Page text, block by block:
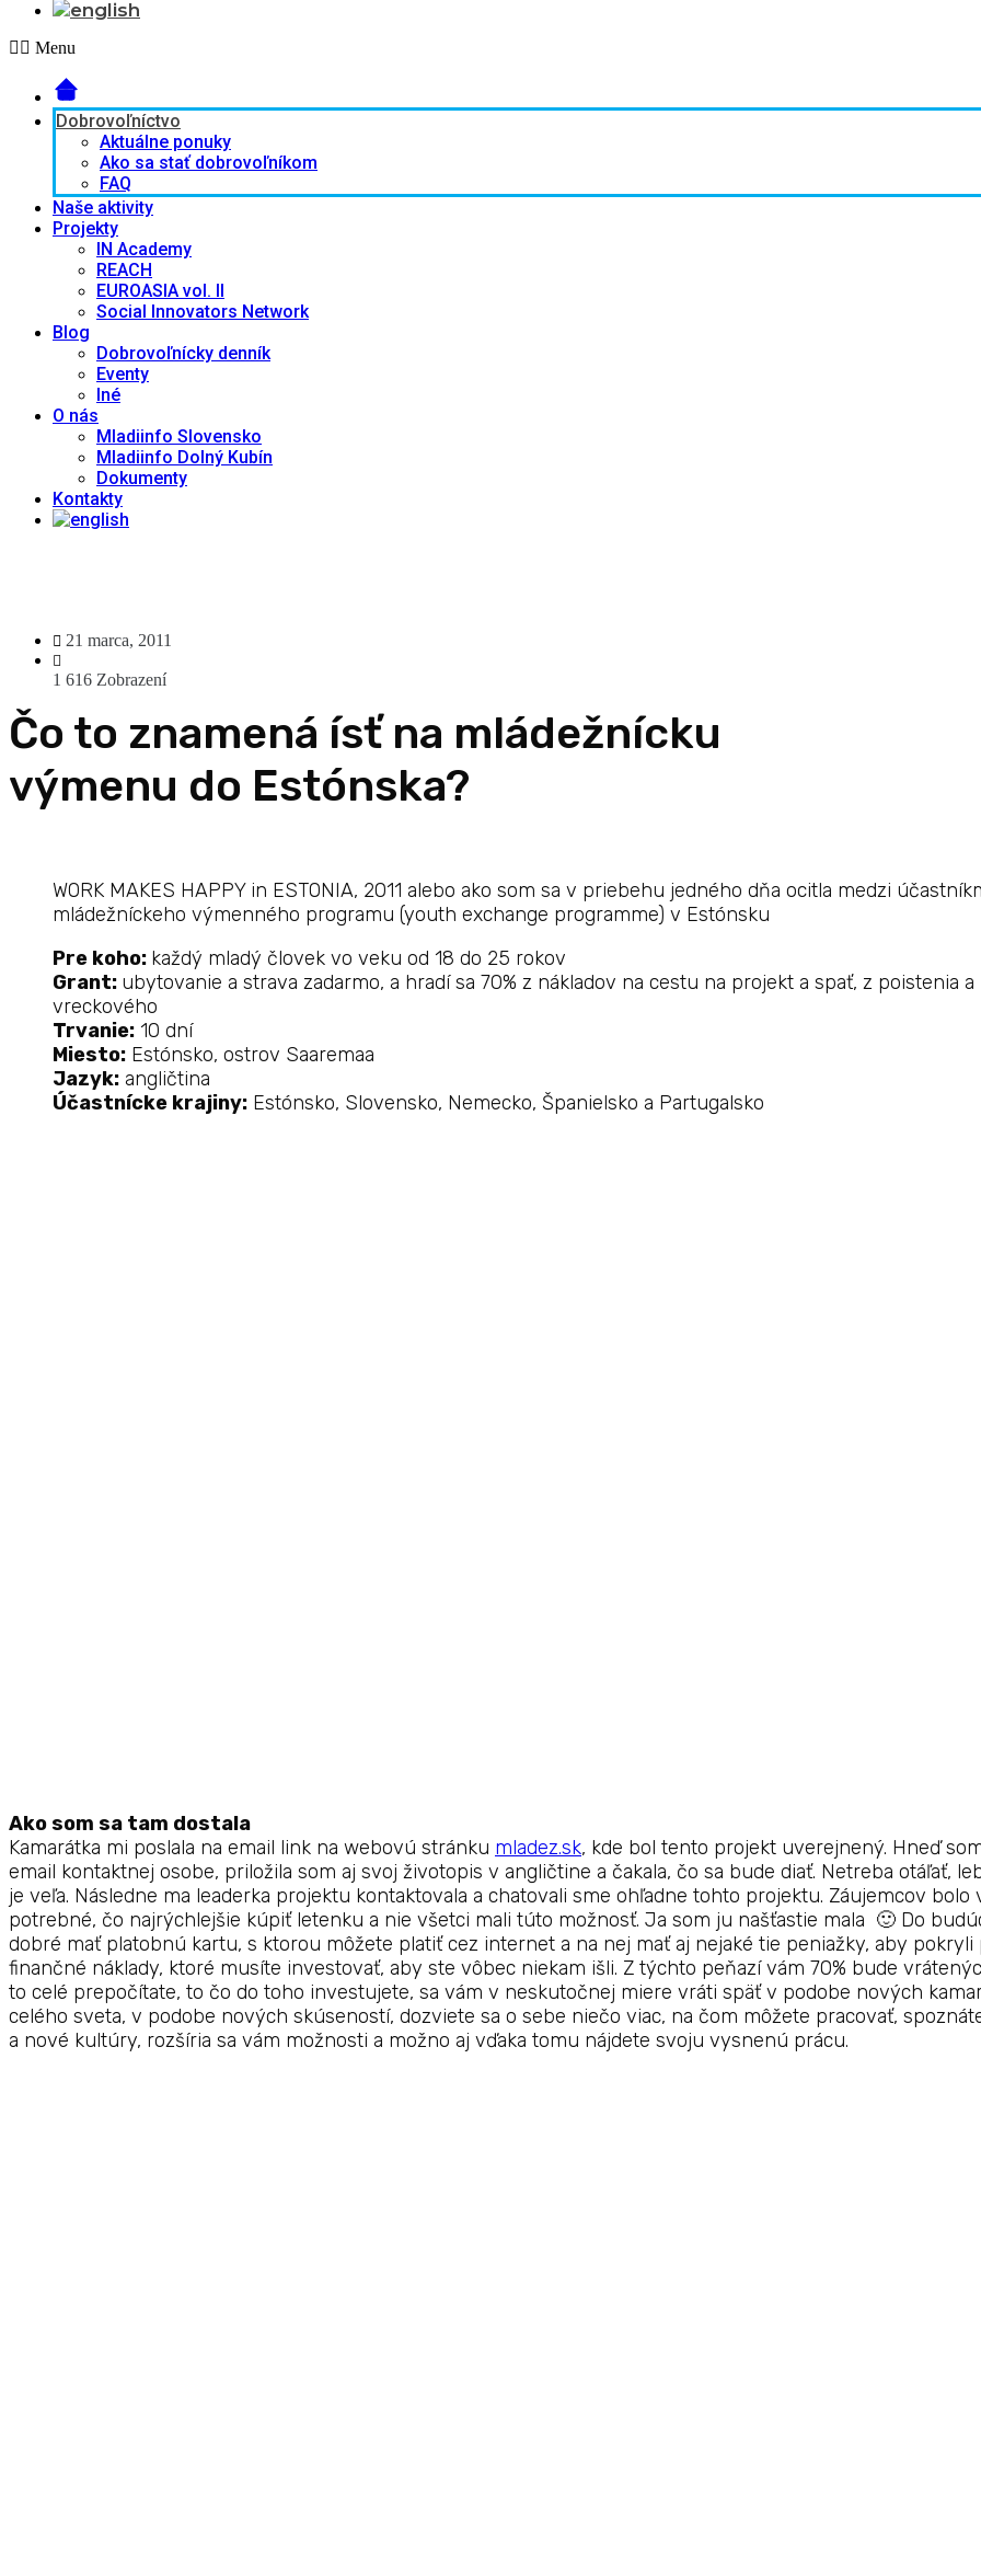
Menu
Dobrovoľníctvo
Aktuálne ponuky
Ako sa stať dobrovoľníkom
FAQ
Naše aktivity
Projekty
IN Academy
REACH
EUROASIA vol. II
Social Innovators Network
Blog
Dobrovoľnícky denník
Eventy
Iné
O nás
Mladiinfo Slovensko
Mladiinfo Dolný Kubín
Dokumenty
Kontakty
21 marca, 2011
1 616 Zobrazení
Čo to znamená ísť na mládežnícku
výmenu do Estónska?
WORK MAKES HAPPY in ESTONIA, 2011 alebo ako som sa v priebehu jedného dňa ocitla medzi
mládežníckeho výmenného programu (youth exchange programme) v Estónsku
Pre koho: každý mladý človek vo veku od 18 do 25 rokov
Grant: ubytovanie a strava zadarmo, a hradí sa 70% z nákladov na cestu na projekt a spať, z poistenia a
vreckového
Trvanie: 10 dní
Miesto: Estónsko, ostrov Saaremaa
Jazyk: angličtina
Účastnícke krajiny: Estónsko, Slovensko, Nemecko, Španielsko a Partugalsko
Ako som sa tam dostala
Kamarátka mi poslala na email link na webovú stránku mladez.sk, kde bol tento projekt uverejnený. Hneď
email kontaktnej osobe, priložila som aj svoj životopis v angličtine a čakala, čo sa bude diať. Netreba otáľať,
je veľa. Následne ma leaderka projektu kontaktovala a chatovali sme ohľadne tohto projektu. Záujemcov bolo
potrebné, čo najrýchlejšie kúpiť letenku a nie všetci mali túto možnosť. Ja som ju našťastie mala 🙂 Do
dobré mať platobnú kartu, s ktorou môžete platiť cez internet a na nej mať aj nejaké tie peniažky, aby
finančné náklady, ktoré musíte investovať, aby ste vôbec niekam išli. Z týchto peňazí vám 70% bude
to celé prepočítate, to čo do toho investujete, sa vám v neskutočnej miere vráti späť v podobe nových
celého sveta, v podobe nových skúseností, dozviete sa o sebe niečo viac, na čom môžete pracovať,
a nové kultúry, rozšíria sa vám možnosti a možno aj vďaka tomu nájdete svoju vysnenú prácu.